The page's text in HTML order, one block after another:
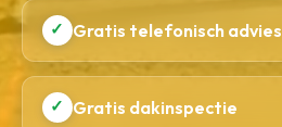
✓ Gratis telefonisch advies
✓ Gratis dakinspectie